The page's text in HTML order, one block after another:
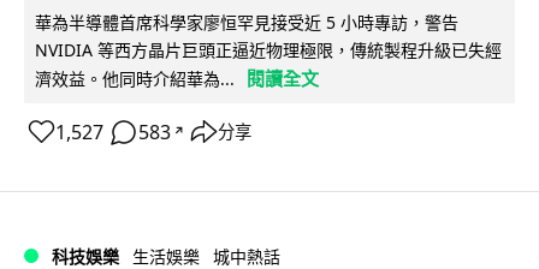
華為半導體首席科學家廖恒罕見接受近 5 小時專訪，警告
NVIDIA 等西方晶片巨頭正逼近物理極限，傳統製程升級已失經
濟效益。他同時介紹華為...
閱讀全文
1,527 583 ↗ 分享
科技娛樂 生活娛樂 城中熱話